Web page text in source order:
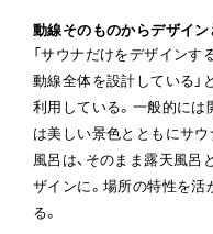
動線そのものからデザイ
「サウナだけをデザインす
動線全体を設計している」
利用している。一般的には
は美しい景色とともにサウ
風呂は、そのまま露天風
ザインに。場所の特性を
る。